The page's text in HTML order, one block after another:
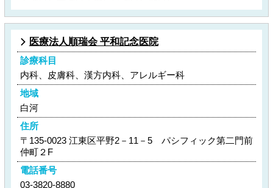
医療法人順瑞会 平和記念医院
診療科目
内科、皮膚科、漢方内科、アレルギー科
地域
白河
住所
〒135-0023 江東区平野2－11－5 パシフィック第二門前
仲町２F
電話番号
03-3820-8880